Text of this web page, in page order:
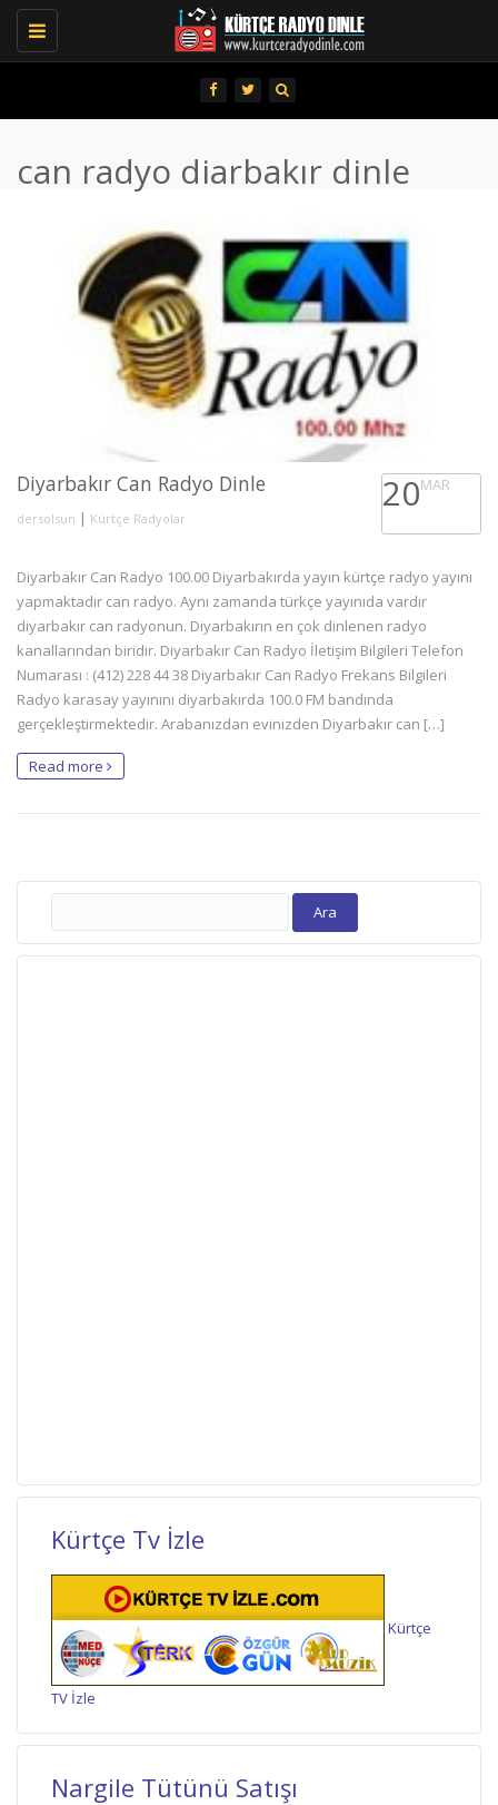
Toggle
navigation
can radyo diarbakır dinle
Diyarbakır Can Radyo Dinle
dersolsun | Kürtçe Radyolar
20MAR
Diyarbakır Can Radyo 100.00 Diyarbakırda yayın kürtçe radyo yayını
yapmaktadır can radyo. Aynı zamanda türkçe yayınıda vardır
diyarbakır can radyonun. Diyarbakırın en çok dinlenen radyo
kanallarından biridir. Diyarbakır Can Radyo İletişim Bilgileri Telefon
Numarası : (412) 228 44 38 Diyarbakır Can Radyo Frekans Bilgileri
Radyo karasay yayınını diyarbakırda 100.0 FM bandında
gerçekleştirmektedir. Arabanızdan evinizden Diyarbakır can […]
Read more
Arama:
Kürtçe Tv İzle
Kürtçe
TV İzle
Nargile Tütünü Satışı